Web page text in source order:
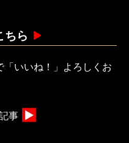
ちら
いいね！」よろしくお
事